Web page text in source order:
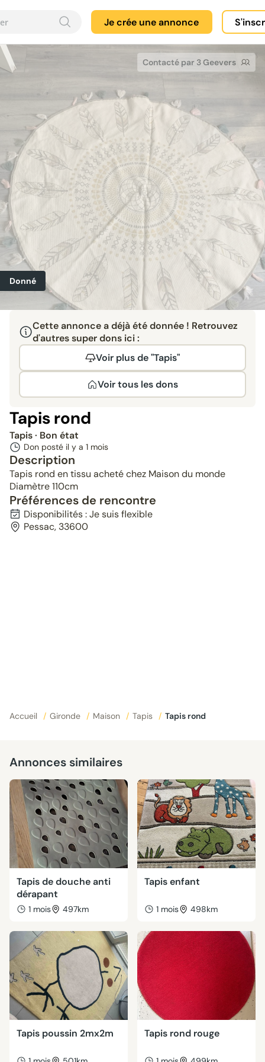
Je crée une annonce
Contacté par 3 Geevers
Donné
Cette annonce a déjà été donnée ! Retrouvez
d'autres super dons ici :
Voir plus de "Tapis"
Voir tous les dons
Tapis rond
Tapis· Bon état
Don posté il y a 1 mois
Description
Tapis rond en tissu acheté chez Maison du monde
Diamètre 110cm
Préférences de rencontre
Disponibilités : Je suis flexible
Pessac, 33600
Accueil / Gironde / Maison / Tapis / Tapis rond
Annonces similaires
Tapis de douche anti
dérapant
1 mois 497km
Tapis enfant
1 mois 498km
Tapis poussin 2mx2m Tapis rond rouge